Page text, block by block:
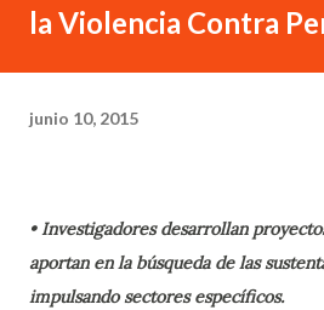
la Violencia Contra
junio 10, 2015
• Investigadores desarrollan
aportan en la búsqueda de las
impulsando sectores específicos.